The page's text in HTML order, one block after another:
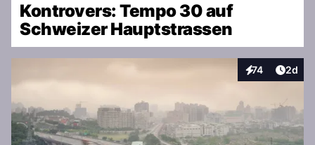
Kontrovers: Tempo 30 auf
Schweizer Hauptstrassen
74
Interaktionen
2d